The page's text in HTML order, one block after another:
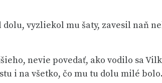
vyzliekol mu šaty, zavesil naň
nevie povedať, ako vodilo sa
i na všetko, čo mu tu dolu milé